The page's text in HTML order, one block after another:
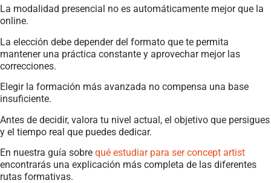
La modalidad presencial no es automáticamente mejor que la
online.
La elección debe depender del formato que te permita
mantener una práctica constante y aprovechar mejor las
correcciones.
Elegir la formación más avanzada no compensa una base
insuficiente.
Antes de decidir, valora tu nivel actual, el objetivo que persigues
y el tiempo real que puedes dedicar.
En nuestra guía sobre qué estudiar para ser concept artist
encontrarás una explicación más completa de las diferentes
rutas formativas.